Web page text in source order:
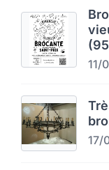
11/
17/